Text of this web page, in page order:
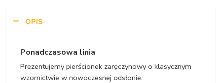
OPIS
Ponadczasowa linia
Prezentujemy pierścionek zaręczynowy o klasycznym
wzornictwie w nowoczesnej odsłonie.